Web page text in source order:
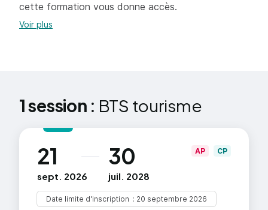
Parcours de professionnalisation
cette formation vous donne accès.
Voir plus
1 session : BTS tourisme
21
sept. 2026
au 30
juil. 2028
Date limite d'inscription 20 septembre 2026
AP CP